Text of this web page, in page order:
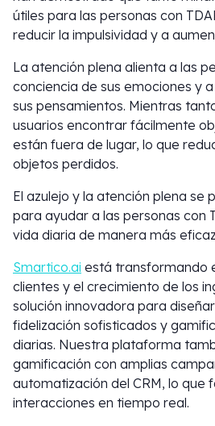
útiles para las personas con
reducir la impulsividad y a
La atención plena alienta a las
conciencia de sus emociones y
sus pensamientos. Mientras
usuarios encontrar fácilmente
están fuera de lugar, lo que
objetos perdidos.
El azulejo y la atención plena se
para ayudar a las personas con
vida diaria de manera más
Smartico.ai está transformando
clientes y el crecimiento de los
solución innovadora para
fidelización sofisticados y
diarias. Nuestra plataforma
gamificación con amplias
automatización del CRM, lo que
interacciones en tiempo real.